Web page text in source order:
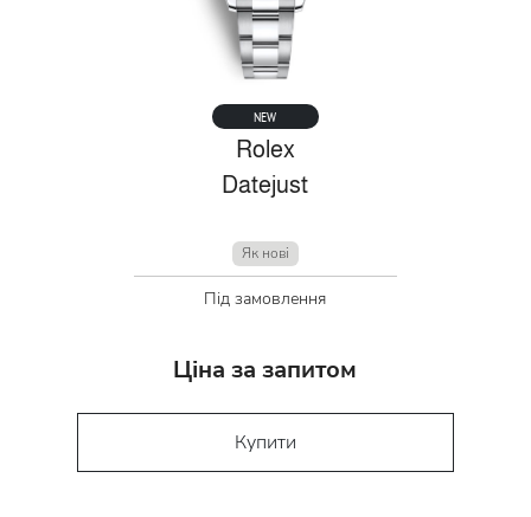
NEW
Rolex
Datejust
Як нові
Під замовлення
Ціна за запитом
Купити